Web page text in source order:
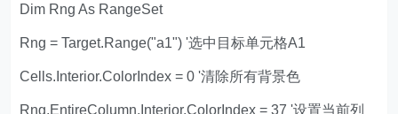
Dim Rng As RangeSet
Rng = Target.Range("a1") '选中目标单元格A1
Cells.Interior.ColorIndex = 0 '清除所有背景色
Rng.EntireColumn.Interior.ColorIndex = 37 '设置当前列